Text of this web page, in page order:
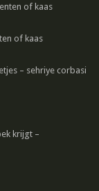
of kaas
of kaas
– sehriye corbasi
krijgt –